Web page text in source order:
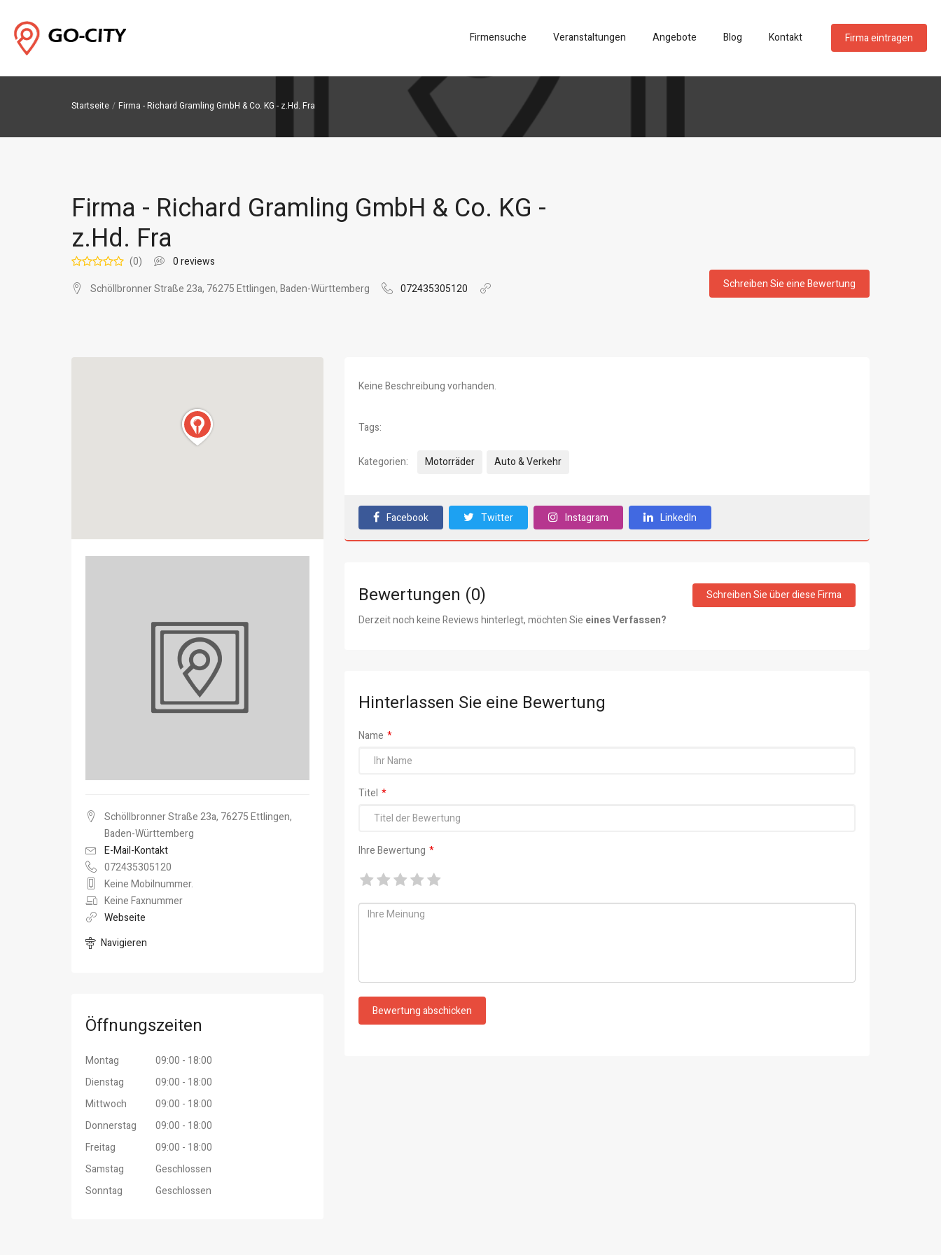
Firmensuche Veranstaltungen Angebote Blog Kontakt Firma eintragen
Startseite Firma - Richard Gramling GmbH & Co. KG - z.Hd. Fra
Firma - Richard Gramling GmbH & Co. KG -
z.Hd. Fra
(0)
0 reviews
Schöllbronner Straße 23a, 76275 Ettlingen, Baden-Württemberg
072435305120 Schreiben Sie eine Bewertung
Schöllbronner Straße 23a, 76275 Ettlingen,
Baden-Württemberg
E-Mail-Kontakt
072435305120
Keine Mobilnummer.
Keine Faxnummer
Webseite
Navigieren
Öffnungszeiten
Montag
09:00 - 18:00
Dienstag
09:00 - 18:00
Mittwoch
09:00 - 18:00
Donnerstag
09:00 - 18:00
Freitag
09:00 - 18:00
Samstag
Geschlossen
Sonntag
Geschlossen
Keine Beschreibung vorhanden.
Tags:
Kategorien: Motorräder Auto & Verkehr
Facebook Twitter Instagram LinkedIn
Bewertungen (0)
Schreiben Sie über diese Firma
Derzeit noch keine Reviews hinterlegt, möchten Sie eines Verfassen?
Hinterlassen Sie eine Bewertung
Name
Titel
Ihre Bewertung
Bewertung abschicken